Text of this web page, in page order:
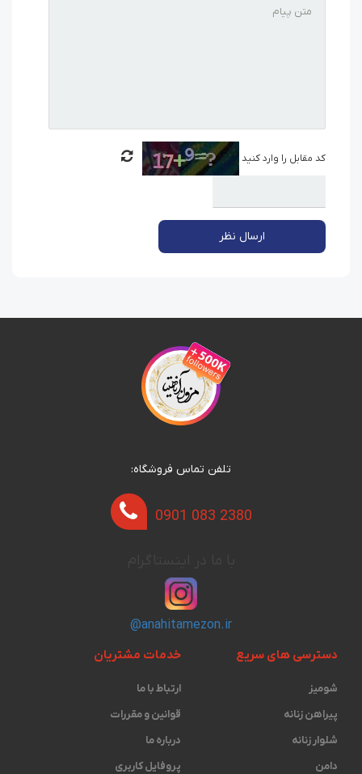
کد مقابل را وارد کنید
ارسال نظر
تلفن تماس فروشگاه:
0901 083 2380
@anahitamezon.ir
دسترسی های سریع
شومیز
پیراهن زنانه
شلوار زنانه
دامن
خدمات مشتریان
ارتباط با ما
قوانین و مقررات
درباره ما
پروفایل کاربری